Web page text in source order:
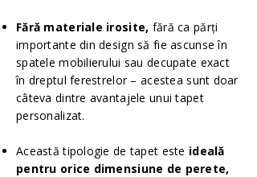
Fără materiale irosite, fără ca părți
importante din design să fie ascunse în
spatele mobilierului sau decupate exact
în dreptul ferestrelor – acestea sunt doar
câteva dintre avantajele unui tapet
personalizat.
Această tipologie de tapet este ideală
pentru orice dimensiune de perete,